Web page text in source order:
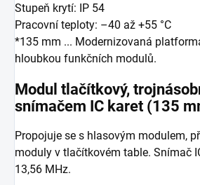
Stupeň krytí: IP 54
Pracovní teploty: –40 až +55 °C
*135 mm ... Modernizovaná
hloubkou funkčních modulů.
Modul tlačítkový,
snímačem IC karet (135
Propojuje se s hlasovým modulem,
moduly v tlačítkovém table. Snímač
13,56 MHz.